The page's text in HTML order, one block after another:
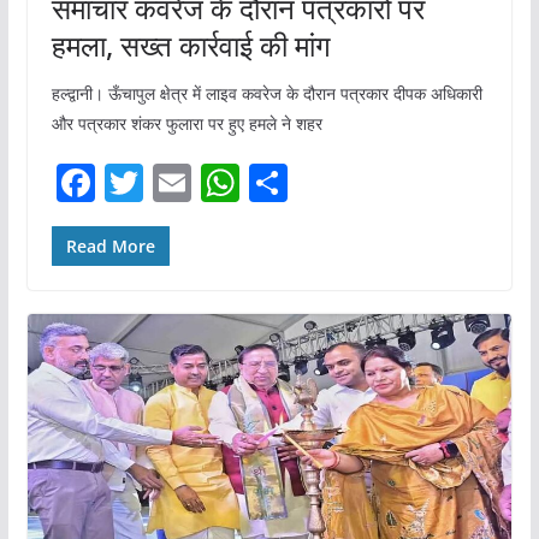
हमला, सख्त कार्रवाई की मांग
हल्द्वानी। ऊँचापुल क्षेत्र में लाइव कवरेज के दौरान पत्रकार दीपक अधिकारी
और पत्रकार शंकर फुलारा पर हुए हमले ने शहर
F
a
c
b
o
o
k
T
w
itt
E W
A
p
p
S
Read More